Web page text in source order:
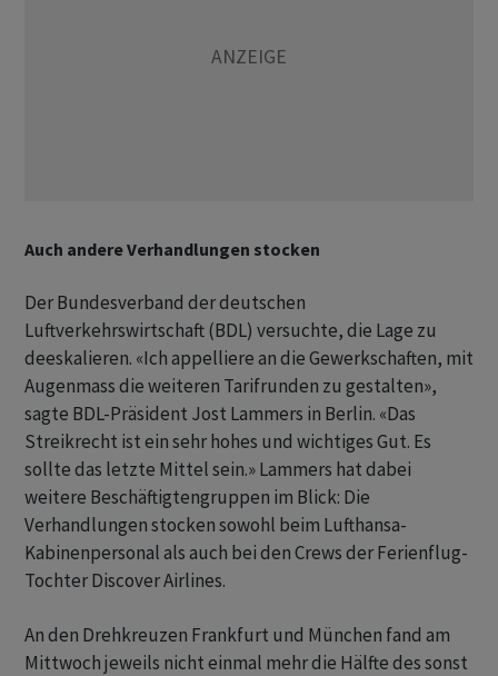
Auch andere Verhandlungen stocken
Der Bundesverband der deutschen
Luftverkehrswirtschaft (BDL) versuchte, die Lage zu
deeskalieren. «Ich appelliere an die Gewerkschaften, mit
Augenmass die weiteren Tarifrunden zu gestalten»,
sagte BDL-Präsident Jost Lammers in Berlin. «Das
Streikrecht ist ein sehr hohes und wichtiges Gut. Es
sollte das letzte Mittel sein.» Lammers hat dabei
weitere Beschäftigtengruppen im Blick: Die
Verhandlungen stocken sowohl beim Lufthansa-
Kabinenpersonal als auch bei den Crews der Ferienflug-
Tochter Discover Airlines.
An den Drehkreuzen Frankfurt und München fand am
Mittwoch jeweils nicht einmal mehr die Hälfte des sonst